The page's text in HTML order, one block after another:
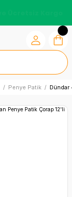
Penye Patik Dündar